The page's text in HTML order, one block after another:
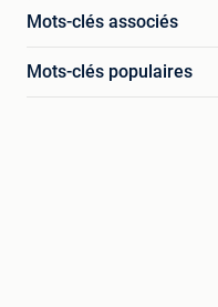
Mots-clés associés
Mots-clés populaires